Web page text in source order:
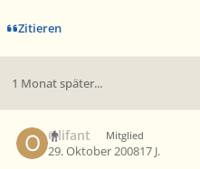
Zitieren
1 Monat später...
Olifant Mitglied
29. Oktober 200817 J.